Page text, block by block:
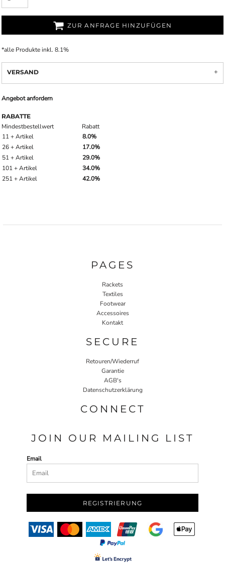
ZUR ANFRAGE HINZUFÜGEN
*alle Produkte inkl. 8.1%
VERSAND
Angebot anfordern
RABATTE
Mindestbestellwert
Rabatt
11 + Artikel
8.0%
26 + Artikel
17.0%
51 + Artikel
29.0%
101 + Artikel
34.0%
251 + Artikel
42.0%
PAGES
Rackets
Textiles
Footwear
Accessoires
Kontakt
SECURE
Retouren/Wiederruf
Garantie
AGB's
Datenschutzerklärung
CONNECT
JOIN OUR MAILING LIST
Email
REGISTRIERUNG